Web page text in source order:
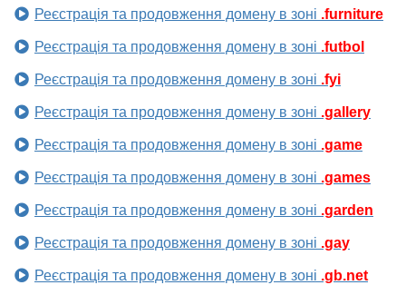
Реєстрація та продовження домену в зоні .furniture
Реєстрація та продовження домену в зоні .futbol
Реєстрація та продовження домену в зоні .fyi
Реєстрація та продовження домену в зоні .gallery
Реєстрація та продовження домену в зоні .game
Реєстрація та продовження домену в зоні .games
Реєстрація та продовження домену в зоні .garden
Реєстрація та продовження домену в зоні .gay
Реєстрація та продовження домену в зоні .gb.net